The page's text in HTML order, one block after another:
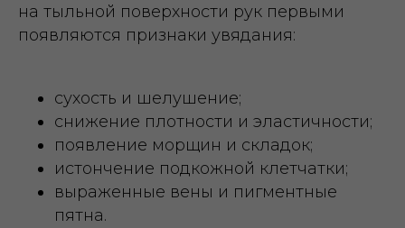
на тыльной поверхности рук первыми
появляются признаки увядания:
сухость и шелушение;
снижение плотности и эластичности;
появление морщин и складок;
истончение подкожной клетчатки;
выраженные вены и пигментные
пятна.